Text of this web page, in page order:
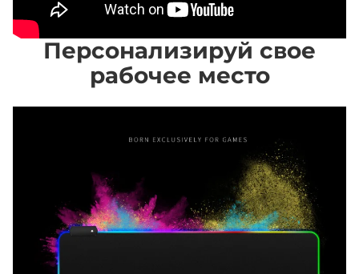
Персонализируй свое
рабочее место